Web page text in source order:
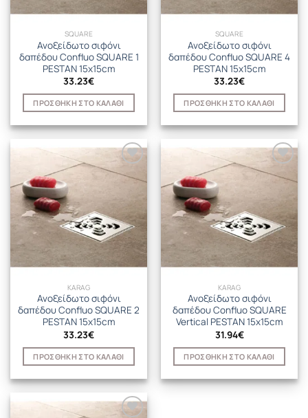
SQUARE
Ανοξείδωτο σιφόνι
δαπέδου Confluo SQUARE 1
PESTAN 15x15cm
33.23€
ΠΡΟΣΘΉΚΗ ΣΤΟ ΚΑΛΆΘΙ
SQUARE
Ανοξείδωτο σιφόνι
δαπέδου Confluo SQUARE 4
PESTAN 15x15cm
33.23€
ΠΡΟΣΘΉΚΗ ΣΤΟ ΚΑΛΆΘΙ
KARAG
Ανοξείδωτο σιφόνι
δαπέδου Confluo SQUARE 2
PESTAN 15x15cm
33.23€
ΠΡΟΣΘΉΚΗ ΣΤΟ ΚΑΛΆΘΙ
KARAG
Ανοξείδωτο σιφόνι
δαπέδου Confluo SQUARE
Vertical PESTAN 15x15cm
31.94€
ΠΡΟΣΘΉΚΗ ΣΤΟ ΚΑΛΆΘΙ